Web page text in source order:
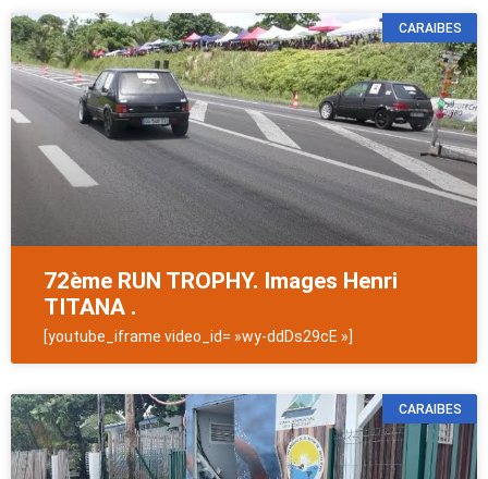
CARAIBES
72ème RUN TROPHY. Images Henri
TITANA .
[youtube_iframe video_id= »wy-ddDs29cE »]
CARAIBES